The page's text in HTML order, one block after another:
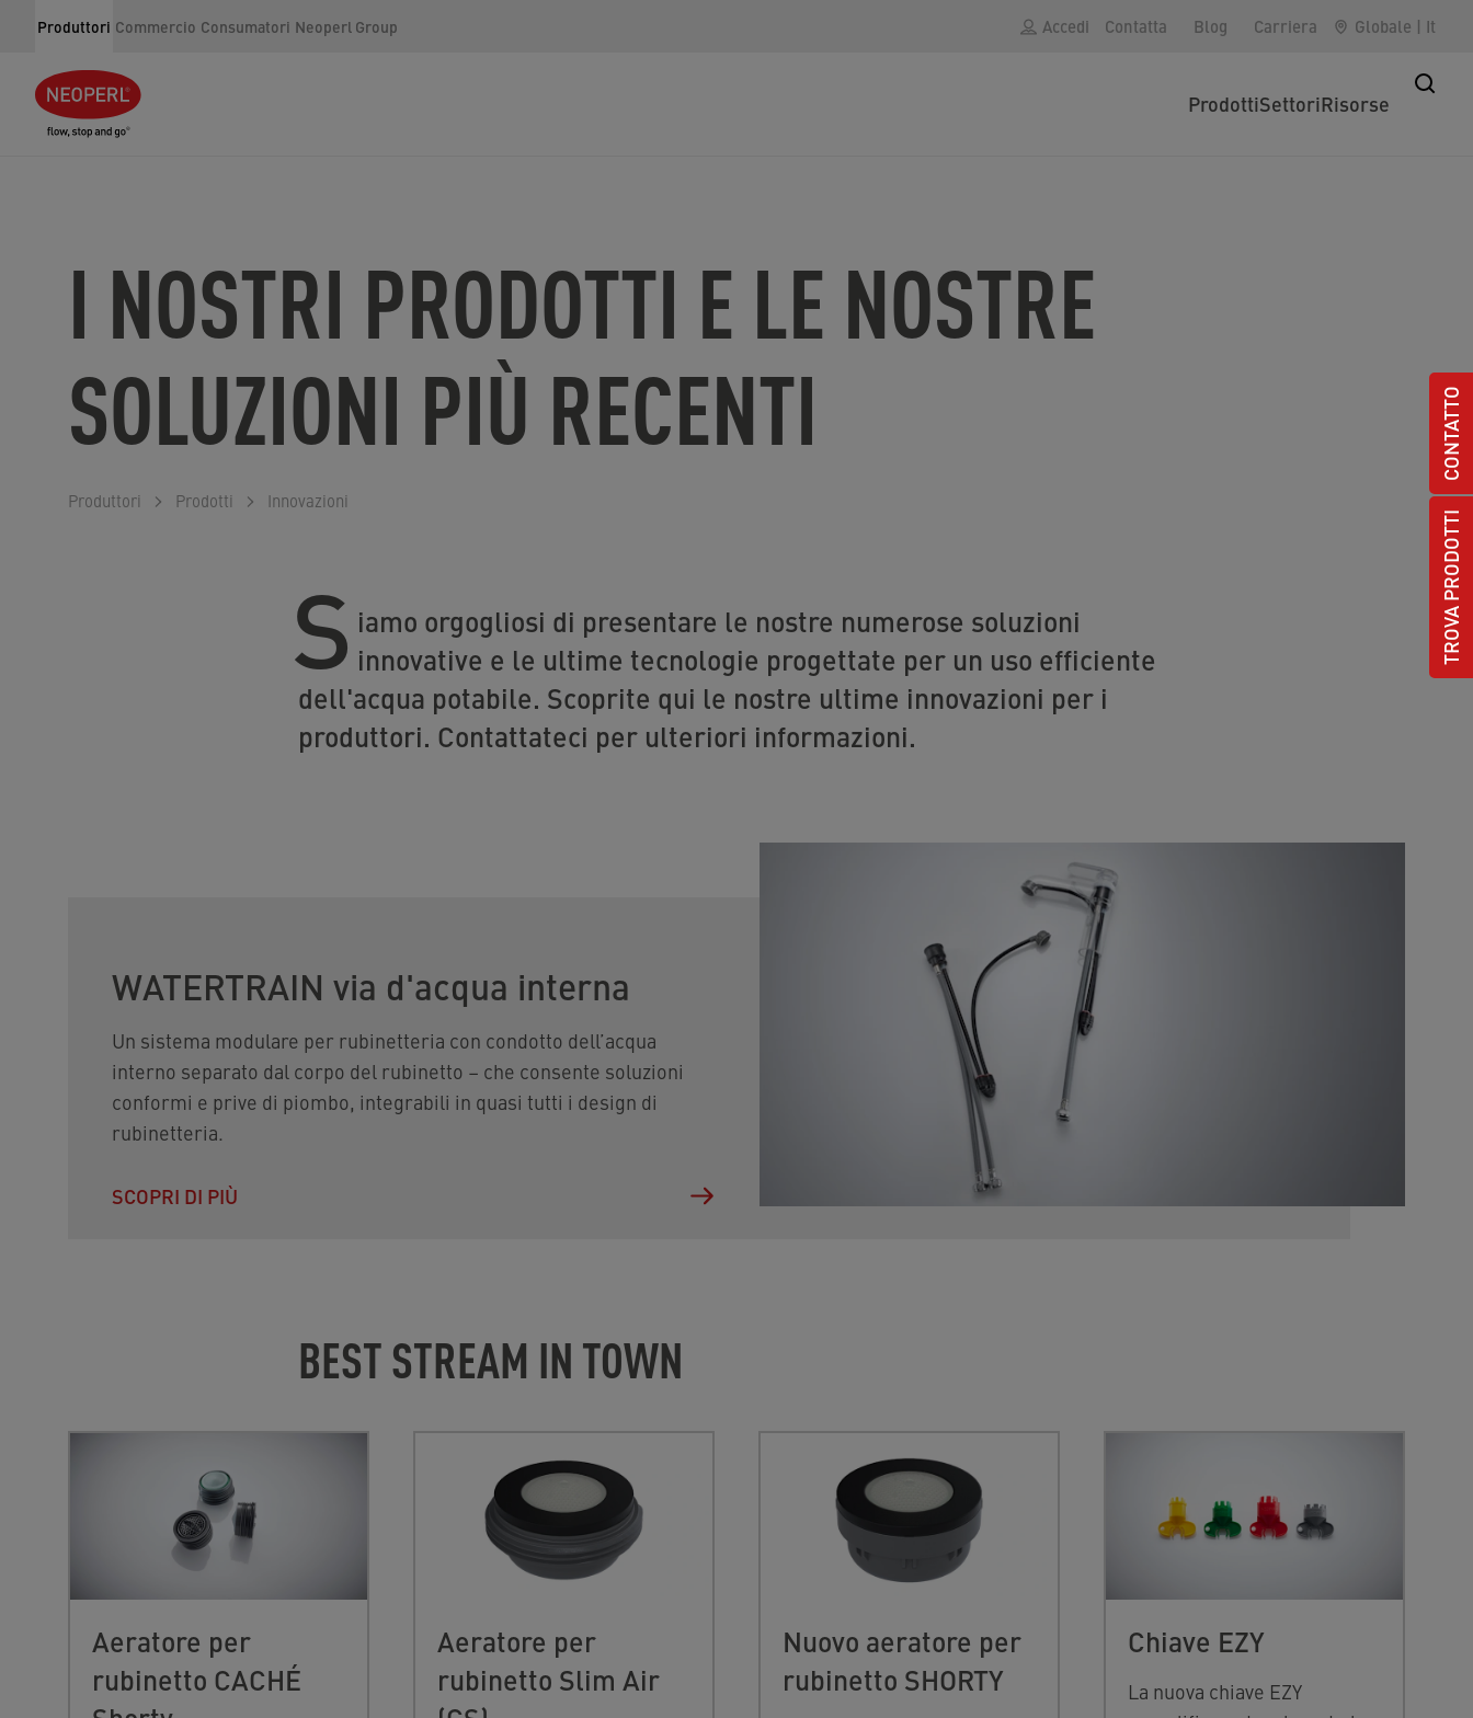
Produttori Commercio Consumatori Neoperl Group Accedi Contatta Blog Carriera Globale | It
ProdottiSettoriRisorse
I NOSTRI PRODOTTI E LE NOSTRE
SOLUZIONI PIÙ RECENTI
Produttori Prodotti Innovazioni
S iamo orgogliosi di presentare le nostre numerose soluzioni
innovative e le ultime tecnologie progettate per un uso efficiente
dell'acqua potabile. Scoprite qui le nostre ultime innovazioni per i
produttori. Contattateci per ulteriori informazioni.
WATERTRAIN via d'acqua interna
Un sistema modulare per rubinetteria con condotto dell’acqua
interno separato dal corpo del rubinetto – che consente soluzioni
conformi e prive di piombo, integrabili in quasi tutti i design di
rubinetteria.
SCOPRI DI PIÙ
BEST STREAM IN TOWN
Aeratore per
rubinetto CACHÉ
Aeratore per
rubinetto Slim Air
Nuovo aeratore per
rubinetto SHORTY
Chiave EZY
La nuova chiave EZY
TROVA PRODOTTI
CONTATTO